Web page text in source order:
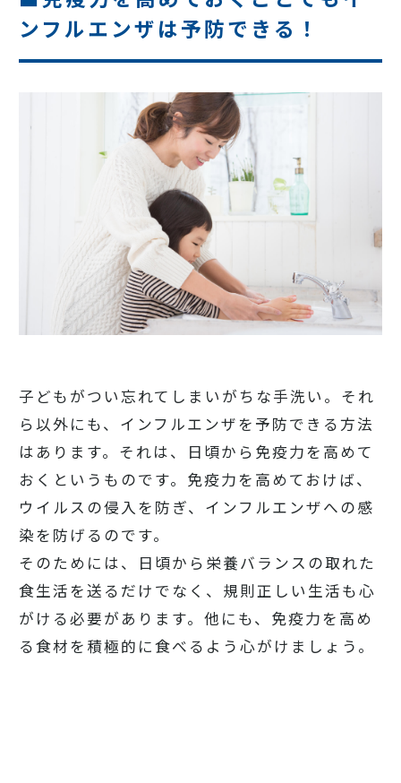
ンフルエンザは予防できる！
子どもがつい忘れてしまいがちな手洗い。それ
ら以外にも、インフルエンザを予防できる方法
はあります。それは、日頃から免疫力を高めて
おくというものです。免疫力を高めておけば、
ウイルスの侵入を防ぎ、インフルエンザへの感
染を防げるのです。
そのためには、日頃から栄養バランスの取れた
食生活を送るだけでなく、規則正しい生活も心
がける必要があります。他にも、免疫力を高め
る食材を積極的に食べるよう心がけましょう。